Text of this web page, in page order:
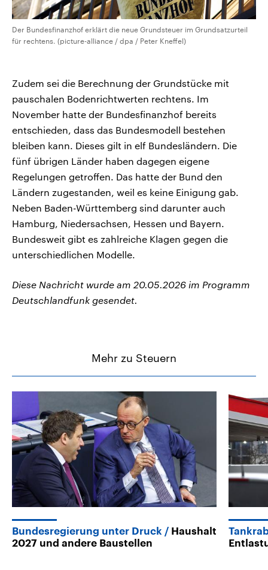
Der Bundesfinanzhof erklärt die neue Grundsteuer im Grundsatzurteil
für rechtens. (picture-alliance / dpa / Peter Kneffel)
Zudem sei die Berechnung der Grundstücke mit
pauschalen Bodenrichtwerten rechtens. Im
November hatte der Bundesfinanzhof bereits
entschieden, dass das Bundesmodell bestehen
bleiben kann. Dieses gilt in elf Bundesländern. Die
fünf übrigen Länder haben dagegen eigene
Regelungen getroffen. Das hatte der Bund den
Ländern zugestanden, weil es keine Einigung gab.
Neben Baden-Württemberg sind darunter auch
Hamburg, Niedersachsen, Hessen und Bayern.
Bundesweit gibt es zahlreiche Klagen gegen die
unterschiedlichen Modelle.
Diese Nachricht wurde am 20.05.2026 im Programm
Deutschlandfunk gesendet.
Mehr zu Steuern
Bundesregierung unter Druck
Haushalt
2027 und andere Baustellen